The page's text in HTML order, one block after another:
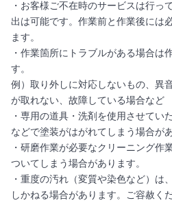
・お客様ご不在時のサービスは行っ
出は可能です。作業前と作業後には
ます。
・作業箇所にトラブルがある場合は
す。
例）取り外しに対応しないもの、異
が取れない、故障している場合など
・専用の道具・洗剤を使用させてい
などで塗装がはがれてしまう場合が
・研磨作業が必要なクリーニング作
ついてしまう場合があります。
・重度の汚れ（変質や染色など）は
しかねる場合があります。ご容赦く